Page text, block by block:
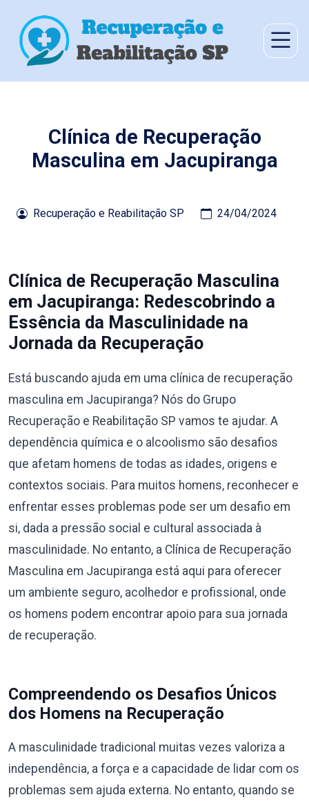
Clínica de Recuperação
Masculina em Jacupiranga
Recuperação e Reabilitação SP 24/04/2024
Clínica de Recuperação Masculina
em Jacupiranga: Redescobrindo a
Essência da Masculinidade na
Jornada da Recuperação
Está buscando ajuda em uma clínica de recuperação
masculina em Jacupiranga? Nós do Grupo
Recuperação e Reabilitação SP vamos te ajudar. A
dependência química e o alcoolismo são desafios
que afetam homens de todas as idades, origens e
contextos sociais. Para muitos homens, reconhecer e
enfrentar esses problemas pode ser um desafio em
si, dada a pressão social e cultural associada à
masculinidade. No entanto, a Clínica de Recuperação
Masculina em Jacupiranga está aqui para oferecer
um ambiente seguro, acolhedor e profissional, onde
os homens podem encontrar apoio para sua jornada
de recuperação.
Compreendendo os Desafios Únicos
dos Homens na Recuperação
A masculinidade tradicional muitas vezes valoriza a
independência, a força e a capacidade de lidar com os
problemas sem ajuda externa. No entanto, quando se